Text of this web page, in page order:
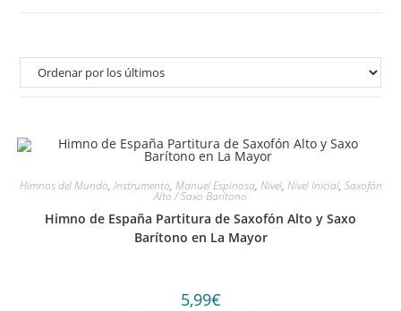
Himnos del Mundo, Instrumento, Manuel Espinosa, Nivel, Nivel Inicial, Saxofón
Alto / Saxo Barítono
Himno de España Partitura de Saxofón Alto y Saxo
Barítono en La Mayor
5,99€